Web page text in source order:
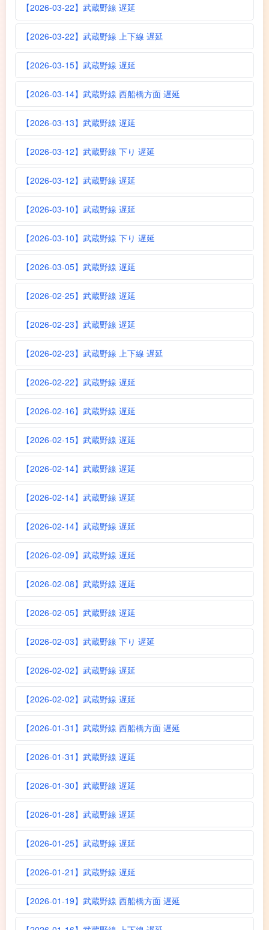
【2026-03-22】武蔵野線 遅延
【2026-03-22】武蔵野線 上下線 遅延
【2026-03-15】武蔵野線 遅延
【2026-03-14】武蔵野線 西船橋方面 遅延
【2026-03-13】武蔵野線 遅延
【2026-03-12】武蔵野線 下り 遅延
【2026-03-12】武蔵野線 遅延
【2026-03-10】武蔵野線 遅延
【2026-03-10】武蔵野線 下り 遅延
【2026-03-05】武蔵野線 遅延
【2026-02-25】武蔵野線 遅延
【2026-02-23】武蔵野線 遅延
【2026-02-23】武蔵野線 上下線 遅延
【2026-02-22】武蔵野線 遅延
【2026-02-16】武蔵野線 遅延
【2026-02-15】武蔵野線 遅延
【2026-02-14】武蔵野線 遅延
【2026-02-14】武蔵野線 遅延
【2026-02-14】武蔵野線 遅延
【2026-02-09】武蔵野線 遅延
【2026-02-08】武蔵野線 遅延
【2026-02-05】武蔵野線 遅延
【2026-02-03】武蔵野線 下り 遅延
【2026-02-02】武蔵野線 遅延
【2026-02-02】武蔵野線 遅延
【2026-01-31】武蔵野線 西船橋方面 遅延
【2026-01-31】武蔵野線 遅延
【2026-01-30】武蔵野線 遅延
【2026-01-28】武蔵野線 遅延
【2026-01-25】武蔵野線 遅延
【2026-01-21】武蔵野線 遅延
【2026-01-19】武蔵野線 西船橋方面 遅延